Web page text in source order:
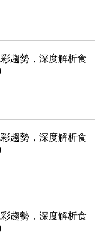
趨勢，深度解析食
趨勢，深度解析食
趨勢，深度解析食